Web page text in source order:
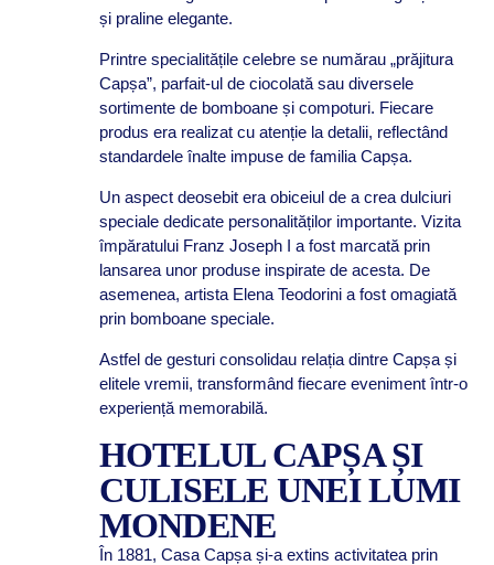
și praline elegante.
Printre specialitățile celebre se numărau „prăjitura
Capșa”, parfait-ul de ciocolată sau diversele
sortimente de bomboane și compoturi. Fiecare
produs era realizat cu atenție la detalii, reflectând
standardele înalte impuse de familia Capșa.
Un aspect deosebit era obiceiul de a crea dulciuri
speciale dedicate personalităților importante. Vizita
împăratului Franz Joseph I a fost marcată prin
lansarea unor produse inspirate de acesta. De
asemenea, artista Elena Teodorini a fost omagiată
prin bomboane speciale.
Astfel de gesturi consolidau relația dintre Capșa și
elitele vremii, transformând fiecare eveniment într-o
experiență memorabilă.
HOTELUL CAPȘA ȘI
CULISELE UNEI LUMI
MONDENE
În 1881, Casa Capșa și-a extins activitatea prin